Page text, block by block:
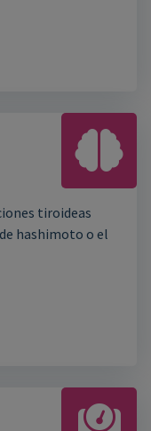
tiroideas
hashimoto o el